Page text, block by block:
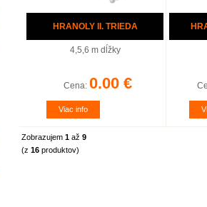
HRANOLY II. TRIEDA
4,5,6 m dĺžky
Cena: 0.00 €
Viac info
Zobrazujem 1 až 9
(z 16 produktov)